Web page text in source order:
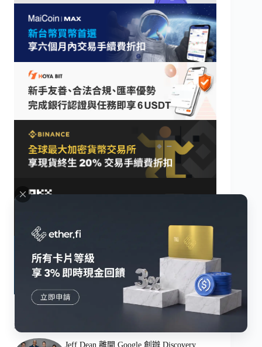
最新消息
Jeff Dean 離開 Google 創辦 Discovery